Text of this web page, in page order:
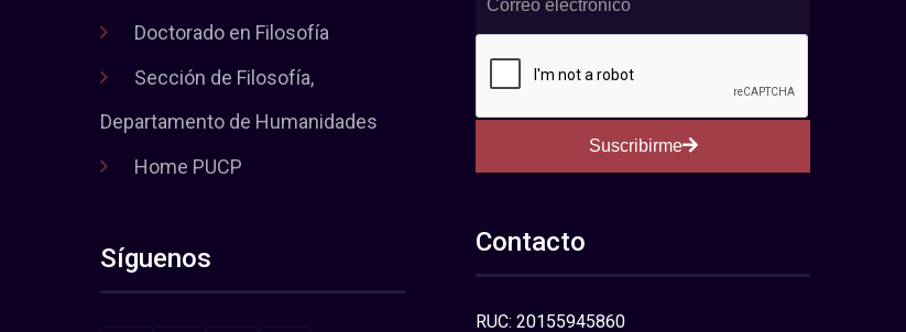
Doctorado en Filosofía
Sección de Filosofía,
Departamento de Humanidades
Home PUCP
Síguenos
Suscribirme
Contacto
RUC: 20155945860